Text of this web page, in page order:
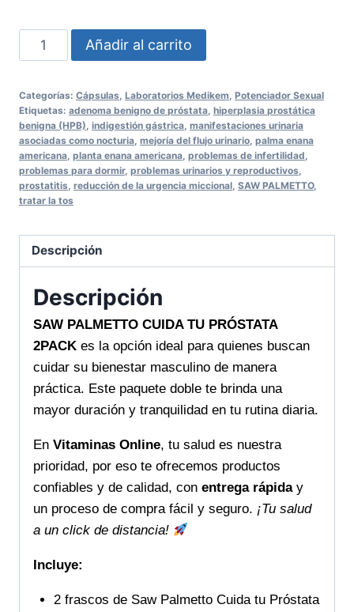
SAW
PALMETTO
TU
PROSTATA
2PACK
apoya
tu
bienestar
en
Online
cantidad
Añadir al carrito
Categorías: Cápsulas Laboratorios Medikem Potenciador Sexual
Etiquetas: adenoma benigno de próstata hiperplasia prostática
benigna (HPB) indigestión gástrica manifestaciones urinaria
asociadas como nocturia mejoría del flujo urinario palma enana
americana planta enana americana problemas de infertilidad
problemas para dormir, problemas urinarios y reproductivos
prostatitis reducción de la urgencia miccional SAW PALMETTO,
tratar la tos
Descripción
Descripción
SAW PALMETTO CUIDA TU PRÓSTATA
2PACK es la opción ideal para quienes buscan
cuidar su bienestar masculino de manera
práctica. Este paquete doble te brinda una
mayor duración y tranquilidad en tu rutina diaria.
En Vitaminas Online, tu salud es nuestra
prioridad, por eso te ofrecemos productos
confiables y de calidad, con entrega rápiday
un proceso de compra fácil y seguro. ¡Tu salud
a un click de distancia!
Incluye:
2 frascos de Saw Palmetto Cuida tu Próstata